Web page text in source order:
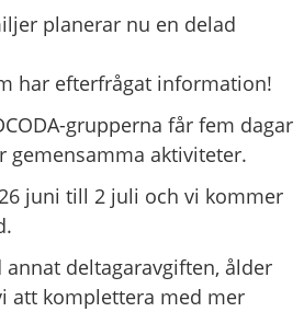
planerar nu en delad
har efterfrågat information!
grupperna får fem dagar
gemensamma aktiviteter.
juni till 2 juli och vi kommer
deltagaravgiften, ålder
att komplettera med mer